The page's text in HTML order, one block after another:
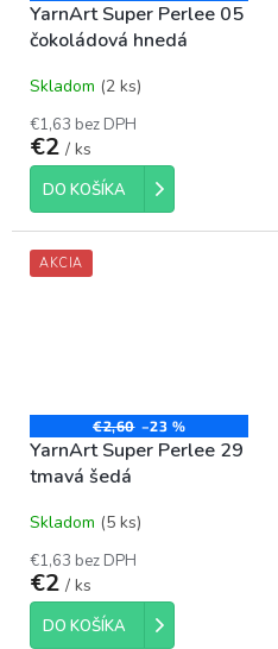
YarnArt Super Perlee 05
čokoládová hnedá
Skladom (2 ks)
€1,63 bez DPH
€2 / ks
DO KOŠÍKA
AKCIA
€2,60 –23 %
YarnArt Super Perlee 29
tmavá šedá
Skladom (5 ks)
€1,63 bez DPH
€2 / ks
DO KOŠÍKA